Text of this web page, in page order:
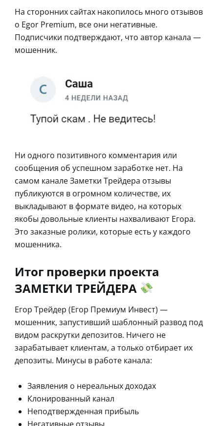
На сторонних сайтах накопилось много отзывов
о Egor Premium, все они негативные.
Подписчики подтверждают, что автор канала —
мошенник.
Ни одного позитивного комментария или
сообщения об успешном заработке нет. На
самом канале Заметки Трейдера отзывы
публикуются в огромном количестве, их
выкладывают в формате видео, на которых
якобы довольные клиенты нахваливают Егора.
Это заказные ролики, которые есть у каждого
мошенника.
Итог проверки проекта
ЗАМЕТКИ ТРЕЙДЕРА
Егор Трейдер (Егор Премиум Инвест) —
мошенник, запустивший шаблонный развод под
видом раскрутки депозитов. Ничего не
зарабатывает клиентам, а только отбирает их
депозиты. Минусы в работе канала:
Заявления о нереальных доходах
Клонированный канал
Неподтвержденная прибыль